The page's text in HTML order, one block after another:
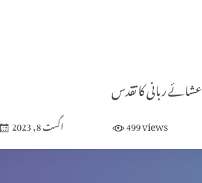
کرسمس کا خاصی پروگرام: یسوع مسیح کی عبادت
کرسمس اسپیشل: خدا ہمارے ساتھ موجود ہے
عشائے ربانی کا تقدس
اگست 8, 2023 499views